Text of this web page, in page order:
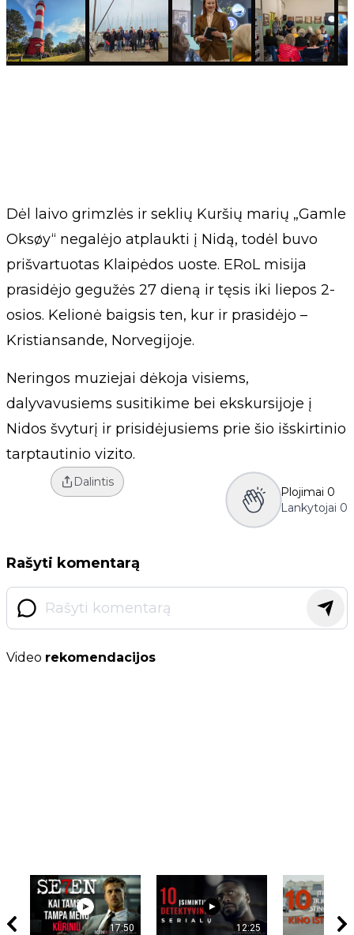
Dėl laivo grimzlės ir seklių Kuršių marių „Gamle
Oksøy“ negalėjo atplaukti į Nidą, todėl buvo
prišvartuotas Klaipėdos uoste. ERoL misija
prasidėjo gegužės 27 dieną ir tęsis iki liepos 2-
osios. Kelionė baigsis ten, kur ir prasidėjo –
Kristiansande, Norvegijoje.
Neringos muziejai dėkoja visiems,
dalyvavusiems susitikime bei ekskursijoje į
Nidos švyturį ir prisidėjusiems prie šio išskirtinio
tarptautinio vizito.
Dalintis
Plojimai 0
Lankytojai 0
Rašyti komentarą
Video rekomendacijos
17:50 12:25